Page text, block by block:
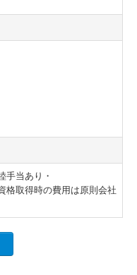
手当あり・
格取得時の費用は原則会社